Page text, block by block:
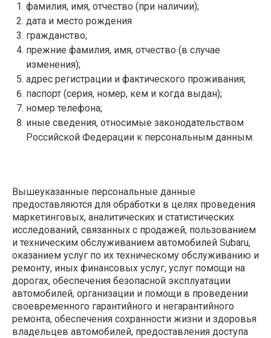
фамилия, имя, отчество (при наличии);
дата и место рождения
гражданство;
прежние фамилия, имя, отчество (в случае
изменения);
адрес регистрации и фактического проживания;
паспорт (серия, номер, кем и когда выдан);
номер телефона;
иные сведения, относимые законодательством
Российской Федерации к персональным данным.
Вышеуказанные персональные данные
предоставляются для обработки в целях проведения
маркетинговых, аналитических и статистических
исследований, связанных с продажей, пользованием
и техническим обслуживанием автомобилей Subaru,
оказанием услуг по их техническому обслуживанию и
ремонту, иных финансовых услуг, услуг помощи на
дорогах, обеспечения безопасной эксплуатации
автомобилей, организации и помощи в проведении
своевременного гарантийного и негарантийного
ремонта, обеспечения сохранности жизни и здоровья
владельцев автомобилей, предоставления доступа